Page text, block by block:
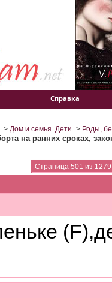
Справка
> Дом и семья. Дети. > Роды,
на ранних сроках,
Страница 501 из 1279